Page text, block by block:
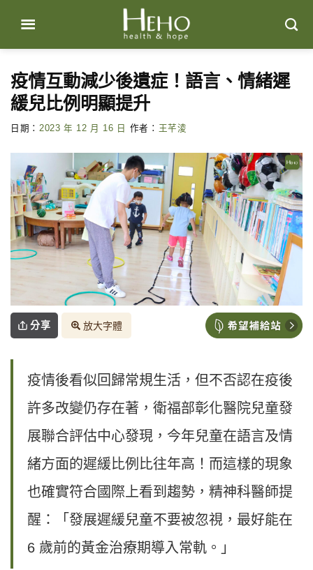
content
疫情互動減少後遺症！語言、情緒遲
緩兒比例明顯提升
日期： 2023 年 12 月 16 日 作者： 王芊淩
分享 放大字體
疫情後看似回歸常規生活，但不否認在疫後
許多改變仍存在著，衛福部彰化醫院兒童發
展聯合評估中心發現，今年兒童在語言及情
緒方面的遲緩比例比往年高！而這樣的現象
也確實符合國際上看到趨勢，精神科醫師提
醒：「發展遲緩兒童不要被忽視，最好能在
6 歲前的黃金治療期導入常軌。」